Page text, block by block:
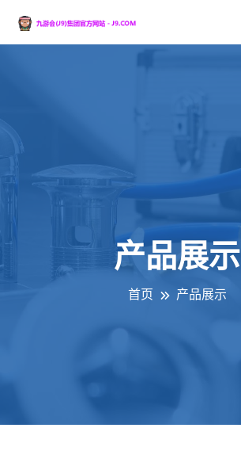
产品展示
首页 产品展示